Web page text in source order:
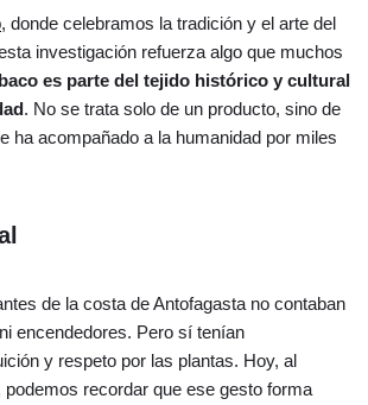
, donde celebramos la tradición y el arte del
investigación refuerza algo que muchos
es parte del tejido histórico y cultural
. No se trata solo de un producto, sino de
ha acompañado a la humanidad por miles
de la costa de Antofagasta no contaban
encendedores. Pero sí tenían
y respeto por las plantas. Hoy, al
podemos recordar que ese gesto forma